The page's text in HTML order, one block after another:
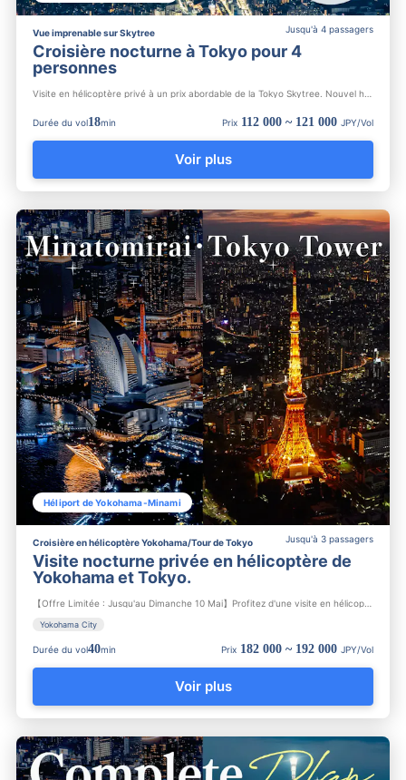
Jusqu'à 4 passagers
Vue imprenable sur Skytree
Croisière nocturne à Tokyo pour 4
personnes
Durée du vol18min Prix 112 000 ~ 121 000 JPY/Vol
Voir plus
Héliport de Yokohama-Minami
Jusqu'à 3 passagers
Croisière en hélicoptère Yokohama/Tour de Tokyo
Visite nocturne privée en hélicoptère de
Yokohama et Tokyo.
Yokohama City
Durée du vol40min Prix 182 000 ~ 192 000 JPY/Vol
Voir plus